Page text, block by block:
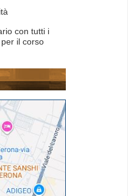
con tutti i
il corso